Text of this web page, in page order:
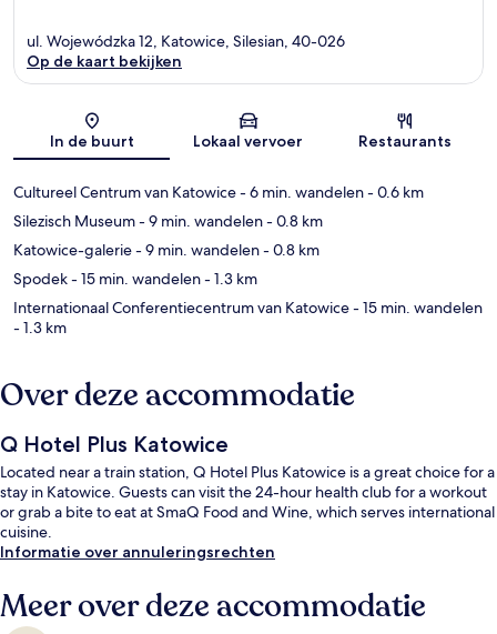
Kaart
ul. Wojewódzka 12, Katowice, Silesian, 40-026
Op de kaart bekijken
In de buurt Lokaal vervoer Restaurants
Cultureel Centrum van Katowice- 6 min. wandelen- 0.6 km
Silezisch Museum- 9 min. wandelen- 0.8 km
Katowice-galerie- 9 min. wandelen- 0.8 km
Spodek- 15 min. wandelen- 1.3 km
Internationaal Conferentiecentrum van Katowice- 15 min. wandelen
- 1.3 km
Over deze accommodatie
Q Hotel Plus Katowice
Located near a train station, Q Hotel Plus Katowice is a great choice for a
stay in Katowice. Guests can visit the 24-hour health club for a workout
or grab a bite to eat at SmaQ Food and Wine, which serves international
cuisine.
Informatie over annuleringsrechten
Meer over deze accommodatie